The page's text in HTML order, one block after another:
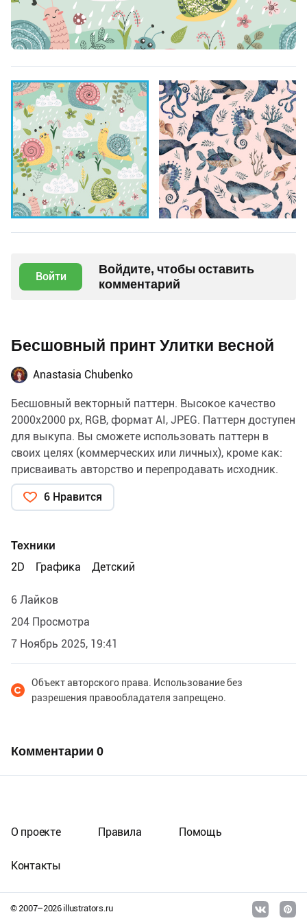
Войти
Войдите, чтобы оставить
комментарий
Бесшовный принт Улитки весной
Anastasia Chubenko
Бесшовный векторный паттерн. Высокое качество
2000х2000 px, RGB, формат AI, JPEG. Паттерн доступен
для выкупа. Вы сможете использовать паттерн в
своих целях (коммерческих или личных), кроме как:
присваивать авторство и перепродавать исходник.
Также доступны к выкупу другие мои работы. Пишите
в сообщения.
6 Нравится
Техники
2D
Графика Детский
6 Лайков
204 Просмотра
7 Ноябрь 2025, 19:41
Объект авторского права. Использование без
разрешения правообладателя запрещено.
Комментарии 0
© 2007–2026illustrators.ru
О проекте Правила Помощь
Контакты